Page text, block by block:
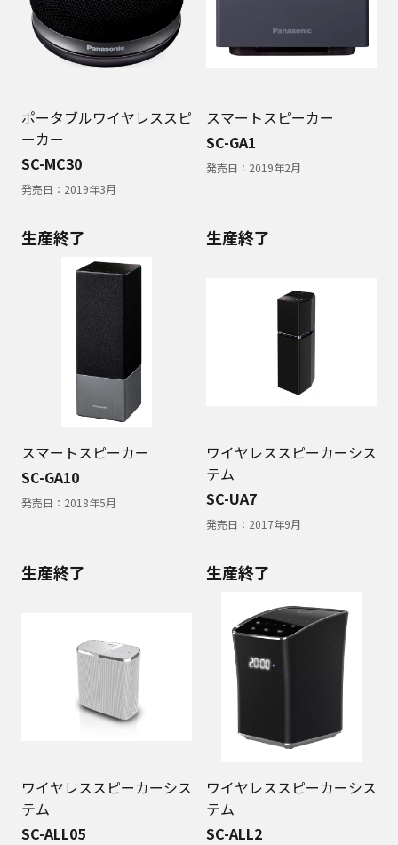
ポータブルワイヤレススピ
ーカー
SC-MC30
発売日： 2019年3月
スマートスピーカー
SC-GA1
発売日： 2019年2月
生産終了
スマートスピーカー
SC-GA10
発売日： 2018年5月
生産終了
ワイヤレススピーカーシス
テム
SC-UA7
発売日： 2017年9月
生産終了
ワイヤレススピーカーシス
テム
SC-ALL05
生産終了
ワイヤレススピーカーシス
テム
SC-ALL2